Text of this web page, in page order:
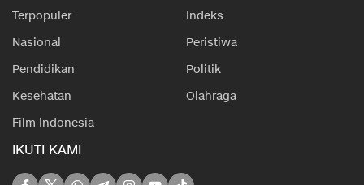
Terpopuler
Indeks
Nasional
Peristiwa
Pendidikan
Politik
Kesehatan
Olahraga
Film Indonesia
IKUTI KAMI